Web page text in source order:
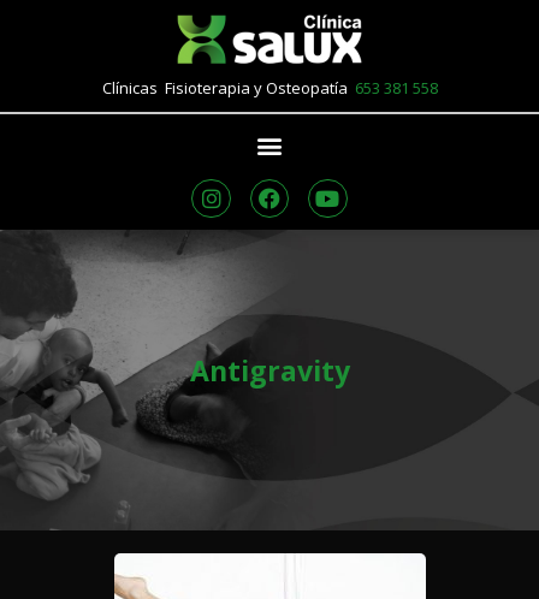
Clínicas Fisioterapia y Osteopatía 653 381 558
Antigravity